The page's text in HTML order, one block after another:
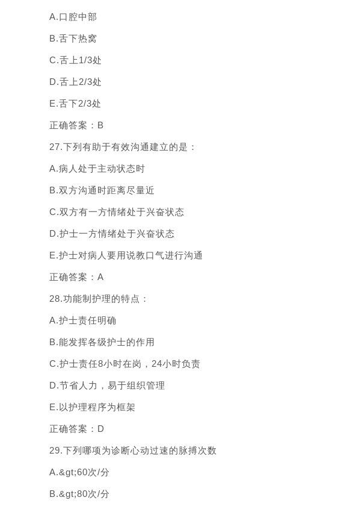
A.口腔中部
B.舌下热窝
C.舌上1/3处
D.舌上2/3处
E.舌下2/3处
正确答案：B
27.下列有助于有效沟通建立的是：
A.病人处于主动状态时
B.双方沟通时距离尽量近
C.双方有一方情绪处于兴奋状态
D.护士一方情绪处于兴奋状态
E.护士对病人要用说教口气进行沟通
正确答案：A
28.功能制护理的特点：
A.护士责任明确
B.能发挥各级护士的作用
C.护士责任8小时在岗，24小时负责
D.节省人力，易于组织管理
E.以护理程序为框架
正确答案：D
29.下列哪项为诊断心动过速的脉搏次数
A.&gt;60次/分
B.&gt;80次/分